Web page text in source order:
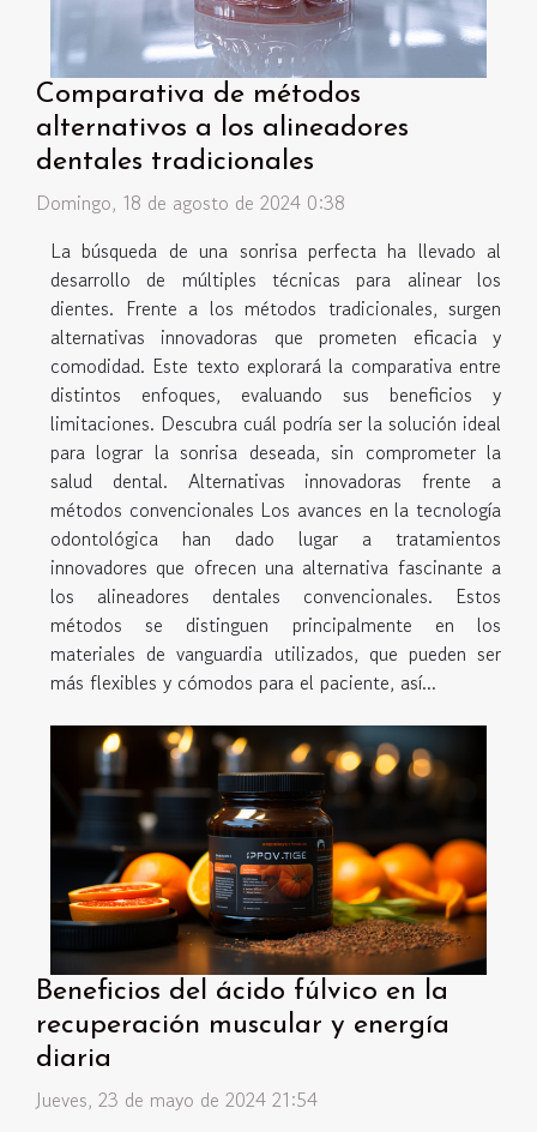
Comparativa de métodos
alternativos a los alineadores
dentales tradicionales
Domingo, 18 de agosto de 2024 0:38
La búsqueda de una sonrisa perfecta ha llevado al
desarrollo de múltiples técnicas para alinear los
dientes. Frente a los métodos tradicionales, surgen
alternativas innovadoras que prometen eficacia y
comodidad. Este texto explorará la comparativa entre
distintos enfoques, evaluando sus beneficios y
limitaciones. Descubra cuál podría ser la solución ideal
para lograr la sonrisa deseada, sin comprometer la
salud dental. Alternativas innovadoras frente a
métodos convencionales Los avances en la tecnología
odontológica han dado lugar a tratamientos
innovadores que ofrecen una alternativa fascinante a
los alineadores dentales convencionales. Estos
métodos se distinguen principalmente en los
materiales de vanguardia utilizados, que pueden ser
más flexibles y cómodos para el paciente, así...
Beneficios del ácido fúlvico en la
recuperación muscular y energía
diaria
Jueves, 23 de mayo de 2024 21:54